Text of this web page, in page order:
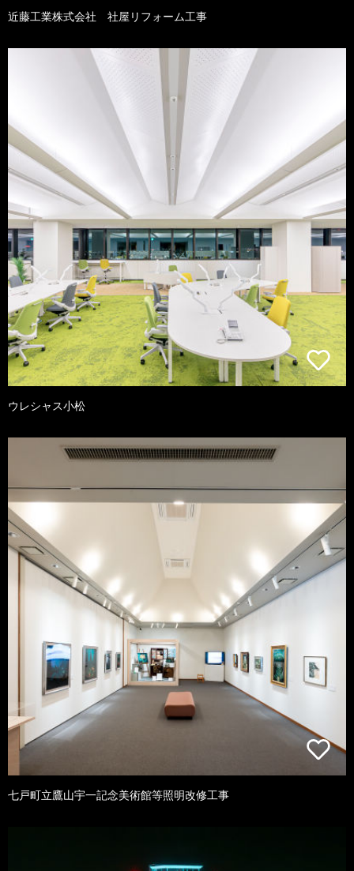
近藤工業株式会社 社屋リフォーム工事
ウレシャス小松
七戸町立鷹山宇一記念美術館等照明改修工事